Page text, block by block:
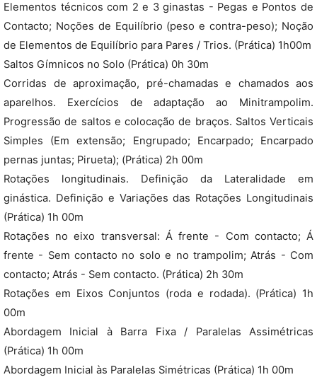
Elementos técnicos com 2 e 3 ginastas - Pegas e Pontos de
Contacto; Noções de Equilíbrio (peso e contra-peso); Noção
de Elementos de Equilíbrio para Pares / Trios. (Prática) 1h00m
Saltos Gímnicos no Solo (Prática) 0h 30m
Corridas de aproximação, pré-chamadas e chamados aos
aparelhos. Exercícios de adaptação ao Minitrampolim.
Progressão de saltos e colocação de braços. Saltos Verticais
Simples (Em extensão; Engrupado; Encarpado; Encarpado
pernas juntas; Pirueta); (Prática) 2h 00m
Rotações longitudinais. Definição da Lateralidade em
ginástica. Definição e Variações das Rotações Longitudinais
(Prática) 1h 00m
Rotações no eixo transversal: Á frente - Com contacto; Á
frente - Sem contacto no solo e no trampolim; Atrás - Com
contacto; Atrás - Sem contacto. (Prática) 2h 30m
Rotações em Eixos Conjuntos (roda e rodada). (Prática) 1h
00m
Abordagem Inicial à Barra Fixa / Paralelas Assimétricas
(Prática) 1h 00m
Abordagem Inicial às Paralelas Simétricas (Prática) 1h 00m